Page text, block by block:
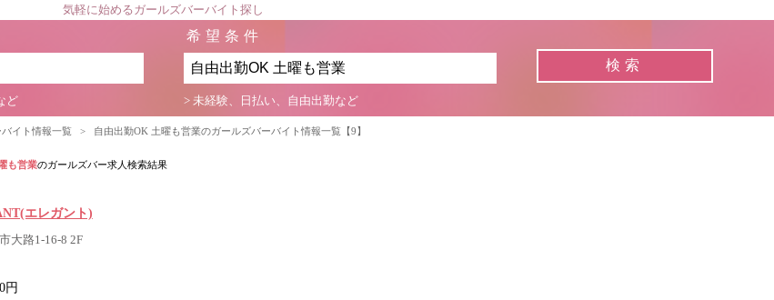
気軽に始めるガールズバーバイト探し
ど
希望条件
> 未経験、日払い、自由出勤など
イト情報一覧 > 自由出勤OK 土曜も営業のガールズバーバイト情報一覧【9】
も営業のガールズバー求人検索結果
エレガント)
大路1-16-8 2F
円